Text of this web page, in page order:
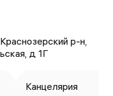
р-н,
д 1Г
Канцелярия